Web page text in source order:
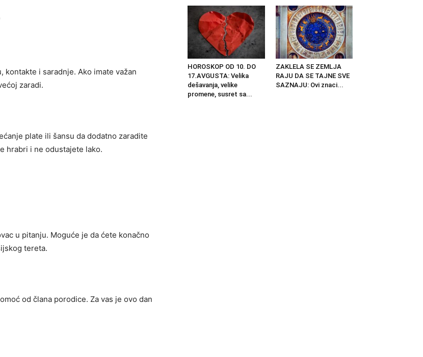
kontakte i saradnje. Ako imate važan
zaradi.
plate ili šansu da dodatno zaradite
hrabri i ne odustajete lako.
u pitanju. Moguće je da ćete konačno
tereta.
od člana porodice. Za vas je ovo dan
HOROSKOP OD 10. DO
17.AVGUSTA: Velika
dešavanja, velike
promene, susret sa...
ZAKLELA SE ZEMLJA
RAJU DA SE TAJNE SVE
SAZNAJU: Ovi znaci...